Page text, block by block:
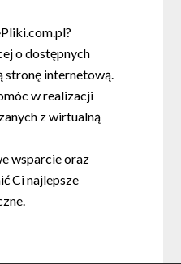
o dostępnych
stronę internetową.
w realizacji
z wirtualną
wsparcie oraz
Ci najlepsze